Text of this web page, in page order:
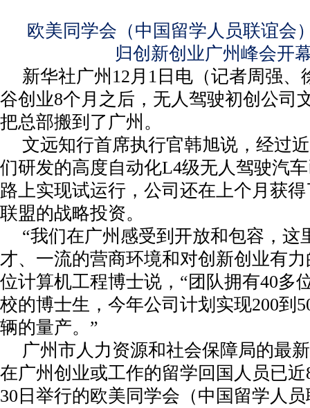
欧美同学会（中国留学人员联谊会
归创新创业广州峰会开
新华社广州12月1日电（记者周强、
谷创业8个月之后，无人驾驶初创公司
把总部搬到了广州。
文远知行首席执行官韩旭说，经过
们研发的高度自动化L4级无人驾驶汽
路上实现试运行，公司还在上个月获
联盟的战略投资。
“我们在广州感受到开放和包容，这
才、一流的营商环境和对创新创业有
位计算机工程博士说，“团队拥有40多
校的博士生，今年公司计划实现200到
辆的量产。”
广州市人力资源和社会保障局的最
在广州创业或工作的留学回国人员已
30日举行的欧美同学会（中国留学人